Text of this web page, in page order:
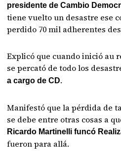
presidente de Cambio
tiene vuelto un desastre ese
perdido 70 mil adherentes
Explicó que cuando inició au
se percató de todo los
a cargo de CD.
Manifestó que la pérdida de
se debe entre otras cosas a
Ricardo Martinelli funcó
fueron para allá.